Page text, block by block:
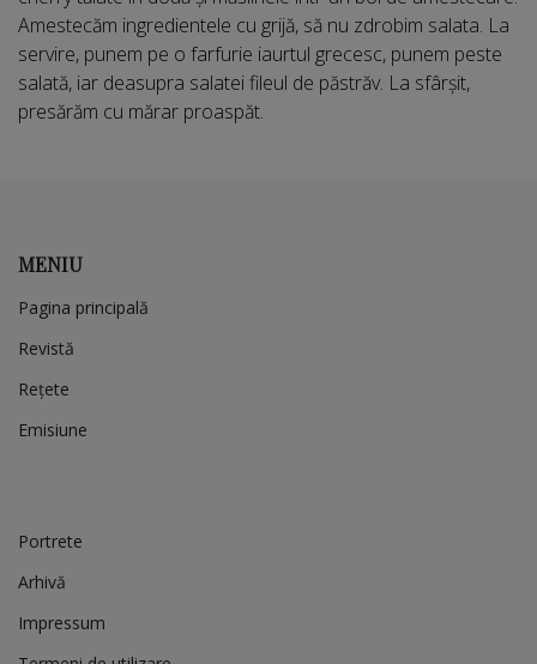
Amestecăm ingredientele cu grijă, să nu zdrobim salata. La
servire, punem pe o farfurie iaurtul grecesc, punem peste
salată, iar deasupra salatei fileul de păstrăv. La sfârșit,
presărăm cu mărar proaspăt.
MENIU
Pagina principală
Revistă
Rețete
Emisiune
Portrete
Arhivă
Impressum